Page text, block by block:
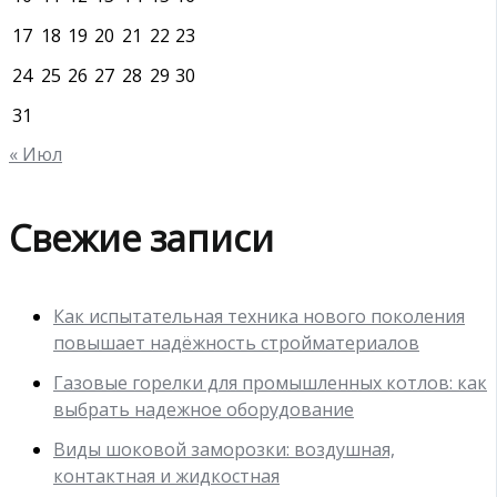
17 18 19 20 21 22 23
24 25 26 27 28 29 30
31
« Июл
Свежие записи
Как испытательная техника нового поколения
повышает надёжность стройматериалов
Газовые горелки для промышленных котлов: как
выбрать надежное оборудование
Виды шоковой заморозки: воздушная,
контактная и жидкостная